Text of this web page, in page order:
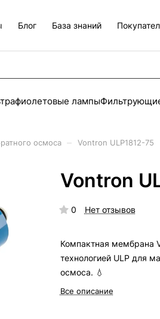
Блог База знаний
лампы
осмоса Vontron ULP1812-75
Vontron
0 Нет отзывов
Компактная мембрана
технологией ULP для
осмоса. 💧
Все описание